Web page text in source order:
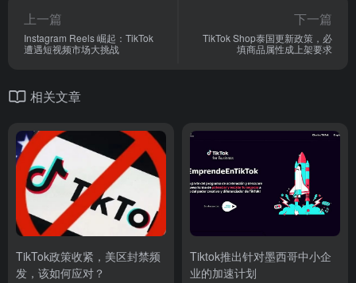
上一篇
Instagram Reels 崛起：TikTok
遭遇短视频市场大挑战
下一篇
TikTok Shop泰国更新政策，必
填商品属性成上架要求
相关文章
TikTok政策收紧，美区封禁频
发，该如何应对？
Tiktok推出针对墨西哥中小企
业的加速计划